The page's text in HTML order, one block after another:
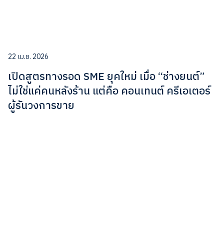
22 เม.ย. 2026
เปิดสูตรทางรอด SME ยุคใหม่ เมื่อ “ช่างยนต์”
ไม่ใช่แค่คนหลังร้าน แต่คือ คอนเทนต์ ครีเอเตอร์
ผู้รันวงการขาย